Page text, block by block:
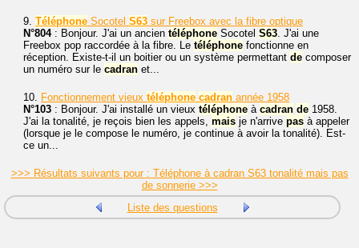
9. Téléphone Socotel S63 sur Freebox avec la fibre optique
N°804: Bonjour. J'ai un ancien téléphone Socotel S63 . J'ai une
Freebox pop raccordée à la fibre. Le téléphone fonctionne en
réception. Existe-t-il un boitier ou un système permettant de composer
un numéro sur le cadran et...
10. Fonctionnement vieux téléphone cadran année 1958
N°103 : Bonjour. J'ai installé un vieux téléphone à cadran de 1958.
J'ai la tonalité, je reçois bien les appels, mais je n'arrive pas à appeler
(lorsque je le compose le numéro, je continue à avoir la tonalité). Est-
ce un...
>>> Résultats suivants pour : Téléphone à cadran S63 tonalité mais pas
de sonnerie >>>
Liste des questions